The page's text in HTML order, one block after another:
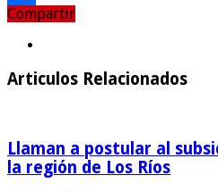
Compartir
Compartir
Articulos Relacionados
Llaman a postular al
la región de Los Ríos